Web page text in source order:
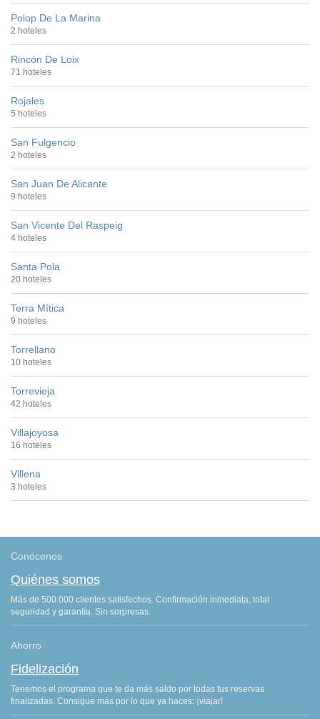
Polop De La Marina
2 hoteles
Rincón De Loix
71 hoteles
Rojales
5 hoteles
San Fulgencio
2 hoteles
San Juan De Alicante
9 hoteles
San Vicente Del Raspeig
4 hoteles
Santa Pola
20 hoteles
Terra Mítica
9 hoteles
Torrellano
10 hoteles
Torrevieja
42 hoteles
Villajoyosa
16 hoteles
Villena
3 hoteles
Conócenos
Quiénes somos
Más de 500.000 clientes satisfechos. Confirmación inmediata, total
seguridad y garantía. Sin sorpresas.
Ahorro
Fidelización
Tenemos el programa que te da más saldo por todas tus reservas
finalizadas. Consigue más por lo que ya haces: ¡viajar!